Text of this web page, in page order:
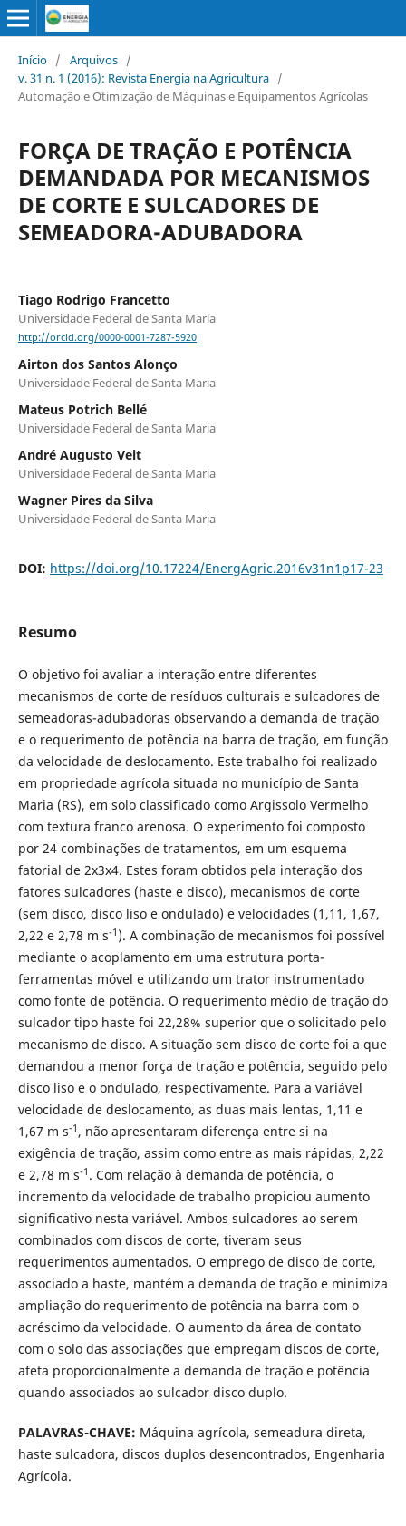
Início / Arquivos /
v. 31 n. 1 (2016): Revista Energia na Agricultura /
Automação e Otimização de Máquinas e Equipamentos Agrícolas
FORÇA DE TRAÇÃO E POTÊNCIA
DEMANDADA POR MECANISMOS
DE CORTE E SULCADORES DE
SEMEADORA-ADUBADORA
Tiago Rodrigo Francetto
Universidade Federal de Santa Maria
http://orcid.org/0000-0001-7287-5920
Airton dos Santos Alonço
Universidade Federal de Santa Maria
Mateus Potrich Bellé
Universidade Federal de Santa Maria
André Augusto Veit
Universidade Federal de Santa Maria
Wagner Pires da Silva
Universidade Federal de Santa Maria
DOI: https://doi.org/10.17224/EnergAgric.2016v31n1p17-23
Resumo
O objetivo foi avaliar a interação entre diferentes
mecanismos de corte de resíduos culturais e sulcadores de
semeadoras-adubadoras observando a demanda de tração
e o requerimento de potência na barra de tração, em função
da velocidade de deslocamento. Este trabalho foi realizado
em propriedade agrícola situada no município de Santa
Maria (RS), em solo classificado como Argissolo Vermelho
com textura franco arenosa. O experimento foi composto
por 24 combinações de tratamentos, em um esquema
fatorial de 2x3x4. Estes foram obtidos pela interação dos
fatores sulcadores (haste e disco), mecanismos de corte
(sem disco, disco liso e ondulado) e velocidades (1,11, 1,67,
2,22 e 2,78 m s-1 ). A combinação de mecanismos foi possível
mediante o acoplamento em uma estrutura porta-
ferramentas móvel e utilizando um trator instrumentado
como fonte de potência. O requerimento médio de tração do
sulcador tipo haste foi 22,28% superior que o solicitado pelo
mecanismo de disco. A situação sem disco de corte foi a que
demandou a menor força de tração e potência, seguido pelo
disco liso e o ondulado, respectivamente. Para a variável
velocidade de deslocamento, as duas mais lentas, 1,11 e
1,67 m s-1 , não apresentaram diferença entre si na
exigência de tração, assim como entre as mais rápidas, 2,22
e 2,78 m s-1 . Com relação à demanda de potência, o
incremento da velocidade de trabalho propiciou aumento
significativo nesta variável. Ambos sulcadores ao serem
combinados com discos de corte, tiveram seus
requerimentos aumentados. O emprego de disco de corte,
associado a haste, mantém a demanda de tração e minimiza
ampliação do requerimento de potência na barra com o
acréscimo da velocidade. O aumento da área de contato
com o solo das associações que empregam discos de corte,
afeta proporcionalmente a demanda de tração e potência
quando associados ao sulcador disco duplo.
PALAVRAS-CHAVE: Máquina agrícola, semeadura direta,
haste sulcadora, discos duplos desencontrados, Engenharia
Agrícola.